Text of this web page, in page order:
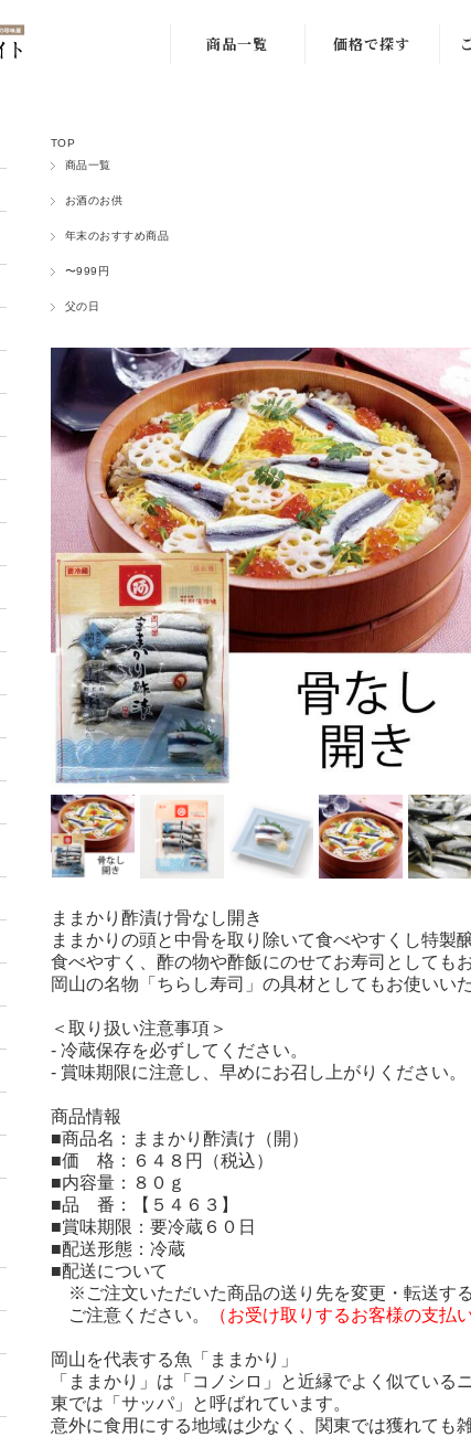
商品一覧
お酒のお供
ご飯のお供
稲田屋一覧
お菓子・その他
価格で探す
4,000〜4,999
円
5,000〜5,999
円
6,000円〜
TOP
商品一覧
お酒のお供
年末のおすすめ商品
〜999円
父の日
ままかり酢漬け骨なし開き
ままかりの頭と中骨を取り除いて食べやすくし特製
食べやすく、酢の物や酢飯にのせてお寿司としても
岡山の名物「ちらし寿司」の具材としてもお使いい
＜取り扱い注意事項＞
- 冷蔵保存を必ずしてください。
- 賞味期限に注意し、早めにお召し上がりください。
商品情報
■商品名：ままかり酢漬け（開）
■価 格：６４８円（税込）
■内容量：８０ｇ
■品 番：【５４６３】
■賞味期限：要冷蔵６０日
■配送形態：冷蔵
■配送について
※ご注文いただいた商品の送り先を変更・転送する
ご注意ください。
（お受け取りするお客様の支払
岡山を代表する魚「ままかり」
「ままかり」は「コノシロ」と近縁でよく似てい
東では「サッパ」と呼ばれています。
意外に食用にする地域は少なく、関東では獲れても